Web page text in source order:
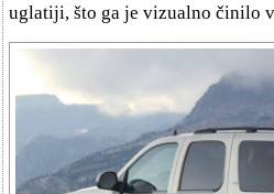
uglatiji, što ga je vizualno činilo